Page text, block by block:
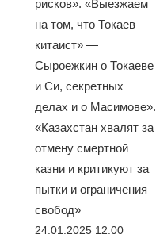
рисков». «Выезжаем
на том, что Токаев —
китаист» —
Сыроежкин о Токаеве
и Си, секретных
делах и о Масимове».
«Казахстан хвалят за
отмену смертной
казни и критикуют за
пытки и ограничения
свобод»
24.01.2025 12:00